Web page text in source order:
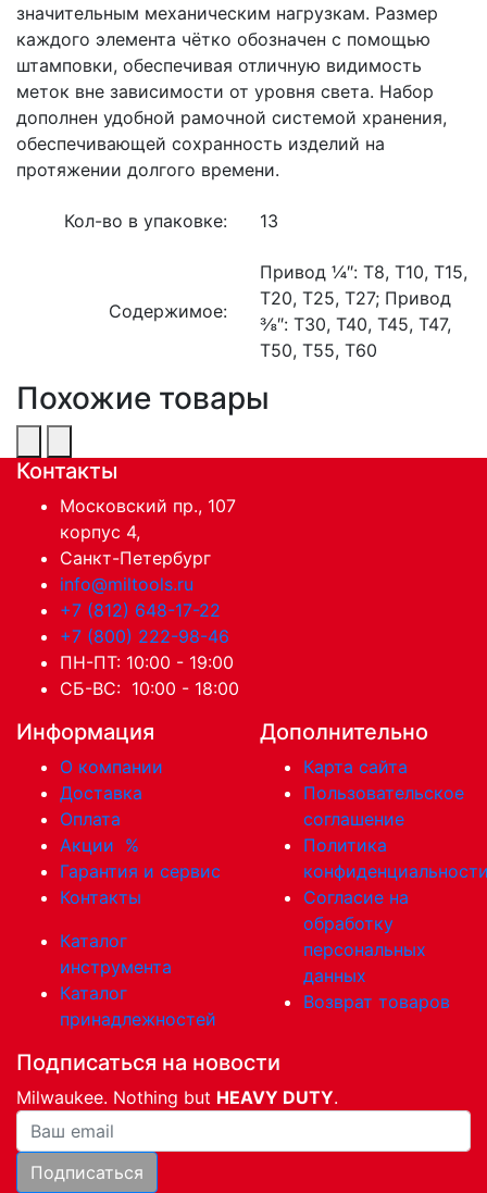
значительным механическим нагрузкам. Размер
каждого элемента чётко обозначен с помощью
штамповки, обеспечивая отличную видимость
меток вне зависимости от уровня света. Набор
дополнен удобной рамочной системой хранения,
обеспечивающей сохранность изделий на
протяжении долгого времени.
Кол-во в упаковке: 13
Содержимое:
Привод ¼″: T8, T10, T15,
T20, T25, T27; Привод
⅜″: T30, T40, T45, T47,
T50, T55, T60
Похожие товары
Контакты
Московский пр., 107
корпус 4,
Санкт-Петербург
info@miltools.ru
+7 (812) 648-17-22
+7 (800) 222-98-46
ПН-ПТ: 10:00 - 19:00
СБ-ВС: 10:00 - 18:00
Информация
О компании
Доставка
Оплата
Акции %
Гарантия и сервис
Контакты
Каталог
инструмента
Каталог
принадлежностей
Дополнительно
Карта сайта
Пользовательское
соглашение
Политика
Согласие на
обработку
персональных
данных
Возврат товаров
Подписаться на новости
Milwaukee. Nothing but HEAVY DUTY.
Ваша почта
Подписаться